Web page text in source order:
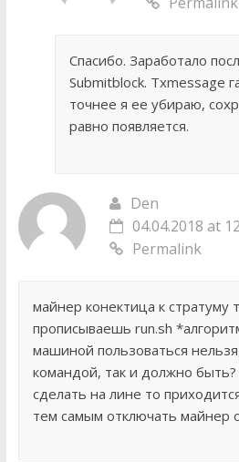
Спасибо. Заработало
Submitblock. Txmessage
точнее я ее убираю,
равно появляется.
Den
04.04.2018 at
Permalink
майнер конектица к стратуму
прописываешь run.sh
машиной пользоваться
командой, так и должно
сделать на лине то
тем самым отключать майнер